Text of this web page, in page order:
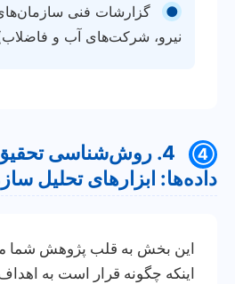
●
گزارشات فنی
نیرو، شرکت‌های آب و
④
4. روش‌شناسی
داده‌ها: ابزارهای تحلیل
این بخش به قلب پژوهش شما
اینکه چگونه قرار است به